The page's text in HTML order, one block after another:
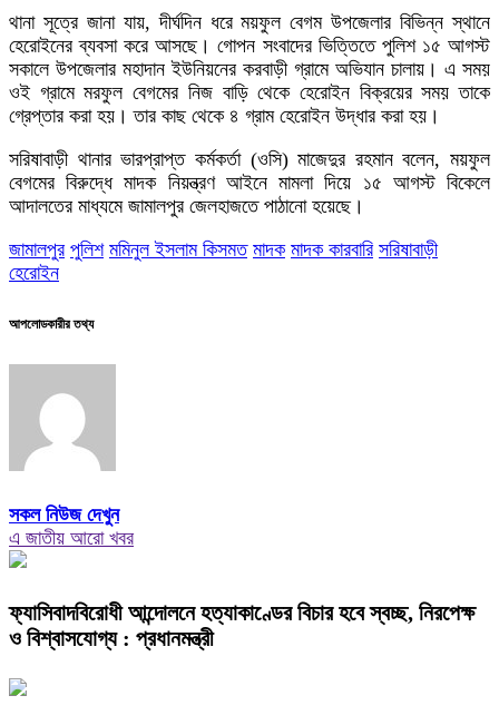
থানা সূত্রে জানা যায়, দীর্ঘদিন ধরে ময়ফুল বেগম উপজেলার বিভিন্ন স্থানে
হেরোইনের ব্যবসা করে আসছে। গোপন সংবাদের ভিত্তিতে পুলিশ ১৫ আগস্ট
সকালে উপজেলার মহাদান ইউনিয়নের করবাড়ী গ্রামে অভিযান চালায়। এ সময়
ওই গ্রামে মরফুল বেগমের নিজ বাড়ি থেকে হেরোইন বিক্রয়ের সময় তাকে
গ্রেপ্তার করা হয়। তার কাছ থেকে ৪ গ্রাম হেরোইন উদ্ধার করা হয়।
সরিষাবাড়ী থানার ভারপ্রাপ্ত কর্মকর্তা (ওসি) মাজেদুর রহমান বলেন, ময়ফুল
বেগমের বিরুদ্ধে মাদক নিয়ন্ত্রণ আইনে মামলা দিয়ে ১৫ আগস্ট বিকেলে
আদালতের মাধ্যমে জামালপুর জেলহাজতে পাঠানো হয়েছে।
জামালপুর পুলিশ মমিনুল ইসলাম কিসমত মাদক মাদক কারবারি সরিষাবাড়ী
হেরোইন
আপলোডকারীর তথ্য
সকল নিউজ দেখুন
এ জাতীয় আরো খবর
ফ্যাসিবাদবিরোধী আন্দোলনে হত্যাকাণ্ডের বিচার হবে স্বচ্ছ, নিরপেক্ষ
ও বিশ্বাসযোগ্য : প্রধানমন্ত্রী